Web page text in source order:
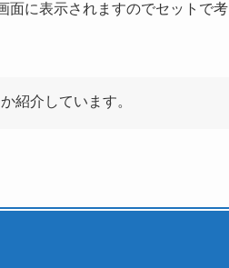
面に表示されますのでセットで考
紹介しています。